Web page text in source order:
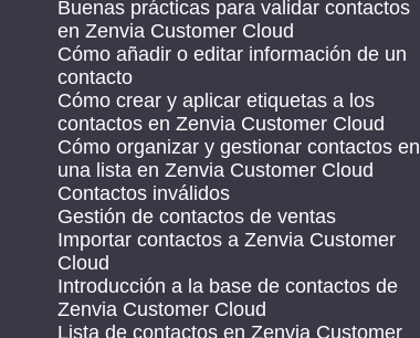
Buenas prácticas para validar contactos
en Zenvia Customer Cloud
Cómo añadir o editar información de un
contacto
Cómo crear y aplicar etiquetas a los
contactos en Zenvia Customer Cloud
Cómo organizar y gestionar contactos en
una lista en Zenvia Customer Cloud
Contactos inválidos
Gestión de contactos de ventas
Importar contactos a Zenvia Customer
Cloud
Introducción a la base de contactos de
Zenvia Customer Cloud
Lista de contactos en Zenvia Customer